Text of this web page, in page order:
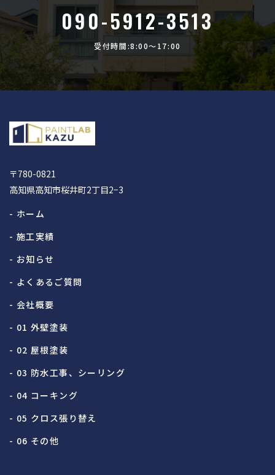
090-5912-3513
受付時間:8:00〜17:00
〒780-0821
高知県高知市桜井町2丁目2−3
- ホーム
- 施工実績
- お知らせ
- よくあるご質問
- 会社概要
- 01 外壁塗装
- 02 屋根塗装
- 03 防水工事、シーリング
- 04 コーキング
- 05 クロス張り替え
- 06 その他